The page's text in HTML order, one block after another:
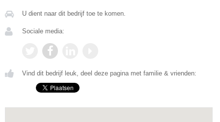
U dient naar dit bedrijf toe te komen.
Sociale media:
Vind dit bedrijf leuk, deel deze pagina met familie & vrienden: